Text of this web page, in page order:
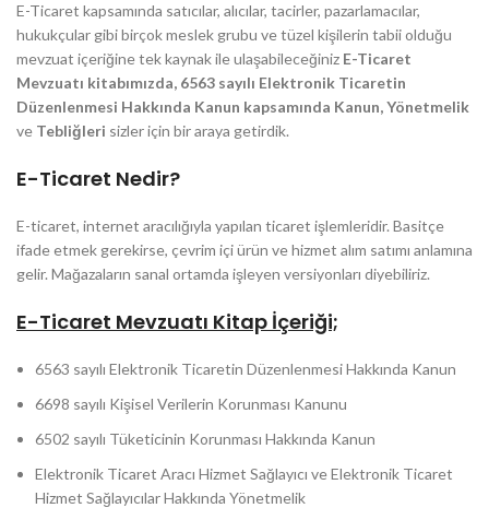
E-Ticaret kapsamında satıcılar, alıcılar, tacirler, pazarlamacılar,
hukukçular gibi birçok meslek grubu ve tüzel kişilerin tabii olduğu
mevzuat içeriğine tek kaynak ile ulaşabileceğiniz E-Ticaret
Mevzuatı kitabımızda, 6563 sayılı Elektronik Ticaretin
Düzenlenmesi Hakkında Kanun kapsamında Kanun, Yönetmelik
ve Tebliğleri sizler için bir araya getirdik.
E-Ticaret Nedir?
E-ticaret, internet aracılığıyla yapılan ticaret işlemleridir. Basitçe
ifade etmek gerekirse, çevrim içi ürün ve hizmet alım satımı anlamına
gelir. Mağazaların sanal ortamda işleyen versiyonları diyebiliriz.
E-Ticaret Mevzuatı Kitap İçeriği;
6563 sayılı Elektronik Ticaretin Düzenlenmesi Hakkında Kanun
6698 sayılı Kişisel Verilerin Korunması Kanunu
6502 sayılı Tüketicinin Korunması Hakkında Kanun
Elektronik Ticaret Aracı Hizmet Sağlayıcı ve Elektronik Ticaret
Hizmet Sağlayıcılar Hakkında Yönetmelik